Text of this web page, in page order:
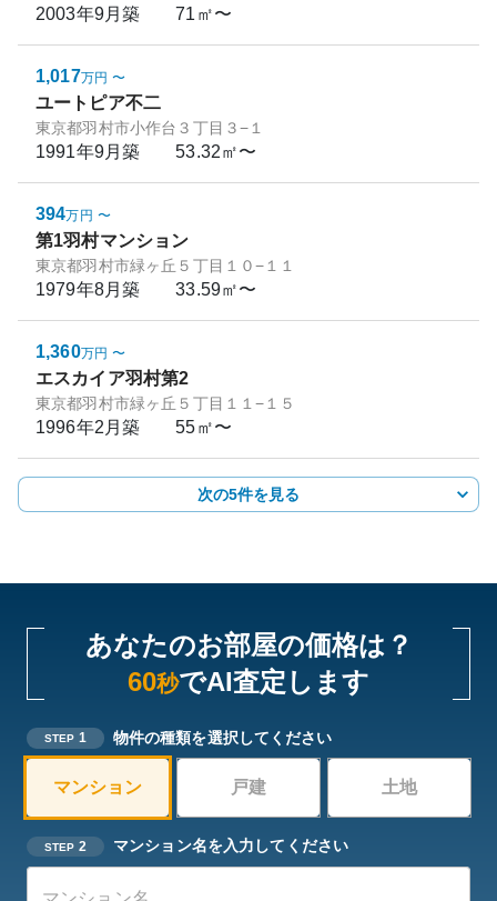
2003年9月築 71㎡〜
1,017万円 〜
ユートピア不二
東京都羽村市小作台３丁目３−１
1991年9月築 53.32㎡〜
394万円 〜
第1羽村マンション
東京都羽村市緑ヶ丘５丁目１０−１１
1979年8月築 33.59㎡〜
1,360万円 〜
エスカイア羽村第2
東京都羽村市緑ヶ丘５丁目１１−１５
1996年2月築 55㎡〜
次の5件を見る
あなたのお部屋の価格は？
60秒でAI査定します
STEP 1 物件の種類を選択してください
マンション 戸建 土地
STEP 2 マンション名を入力してください